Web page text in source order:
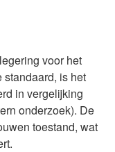
voor het
standaard, is het
in vergelijking
onderzoek). De
toestand, wat